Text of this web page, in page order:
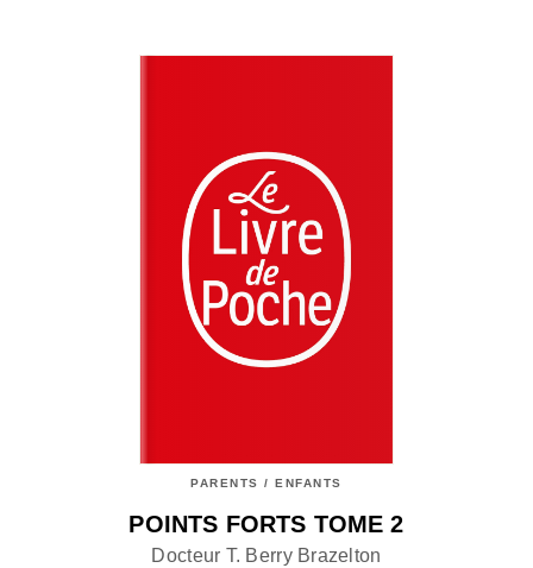
PARENTS / ENFANTS
POINTS FORTS TOME 2
Docteur T. Berry Brazelton